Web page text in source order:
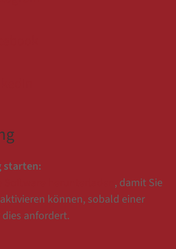
starten:
, damit Sie
können, sobald einer
anfordert.